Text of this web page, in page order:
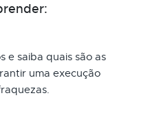
e saiba quais são as
uma execução